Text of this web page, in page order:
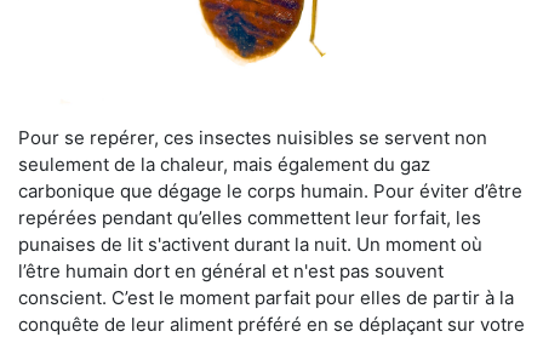
Pour se repérer, ces insectes nuisibles se servent non
seulement de la chaleur, mais également du gaz
carbonique que dégage le corps humain. Pour éviter d’être
repérées pendant qu’elles commettent leur forfait, les
punaises de lit s'activent durant la nuit. Un moment où
l’être humain dort en général et n'est pas souvent
conscient. C’est le moment parfait pour elles de partir à la
conquête de leur aliment préféré en se déplaçant sur votre